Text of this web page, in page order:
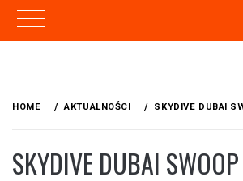
HOME AKTUALNOŚCI SKYDIVE DUBAI
SKYDIVE DUBAI